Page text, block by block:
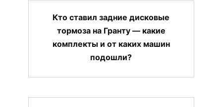
Кто ставил задние дисковые
тормоза на Гранту — какие
комплекты и от каких машин
подошли?